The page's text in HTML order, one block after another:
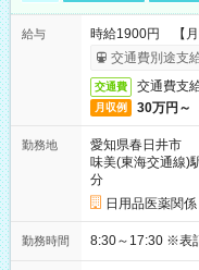
給与
時給1900円 【月
交通費別途支
交通費 交通費支
月収例 30万円～
勤務地
愛知県春日井市
味美(東海交通線)
分
日用品医薬関係
勤務時間 8:30～